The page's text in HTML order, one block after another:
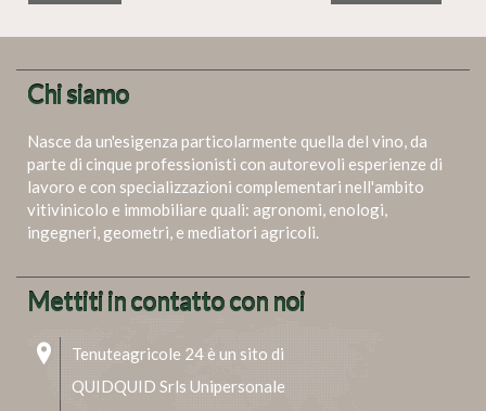
Chi siamo
Nasce da un'esigenza particolarmente quella del vino, da
parte di cinque professionisti con autorevoli esperienze di
lavoro e con specializzazioni complementari nell'ambito
vitivinicolo e immobiliare quali: agronomi, enologi,
ingegneri, geometri, e mediatori agricoli.
Mettiti in contatto con noi
Tenuteagricole 24 è un sito di
QUIDQUID Srls Unipersonale